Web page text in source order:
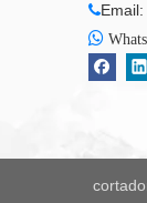
Email:
